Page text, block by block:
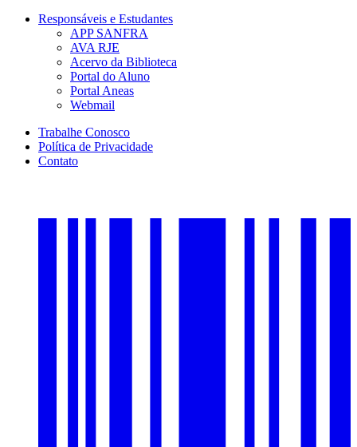
Responsáveis e Estudantes
APP SANFRA
AVA RJE
Acervo da Biblioteca
Portal do Aluno
Portal Aneas
Webmail
Trabalhe Conosco
Política de Privacidade
Contato